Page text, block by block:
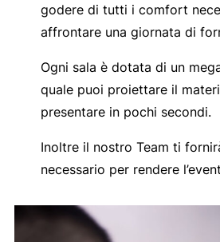
godere di tutti i comfort
affrontare una giornata di
Ogni sala è dotata di un
quale puoi proiettare il
presentare in pochi secondi.
Inoltre il nostro Team ti
necessario per rendere